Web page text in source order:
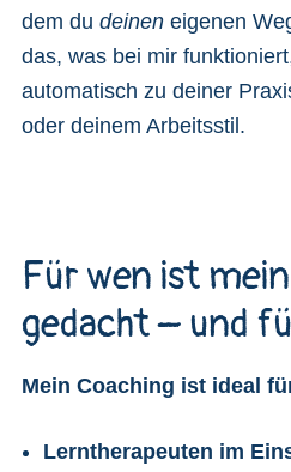
dem du deinen eigenen
das, was bei mir
automatisch zu deiner
oder deinem Arbeitsstil.
Für wen ist
gedacht – und
Mein Coaching ist ideal
Lerntherapeuten im